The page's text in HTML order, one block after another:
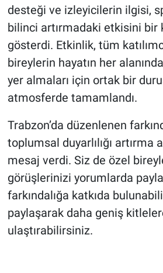
desteği ve izleyicilerin ilgisi,
bilinci artırmadaki etkisini bir
gösterdi. Etkinlik, tüm
bireylerin hayatın her
yer almaları için ortak bir
atmosferde tamamlandı.
Trabzon’da düzenlenen
toplumsal duyarlılığı artırma
mesaj verdi. Siz de özel
görüşlerinizi yorumlarda
farkındalığa katkıda
paylaşarak daha geniş
ulaştırabilirsiniz.